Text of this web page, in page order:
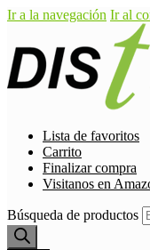
Ir a la navegación Ir al
Lista de favoritos
Carrito
Finalizar compra
Visitanos en
Búsqueda de productos